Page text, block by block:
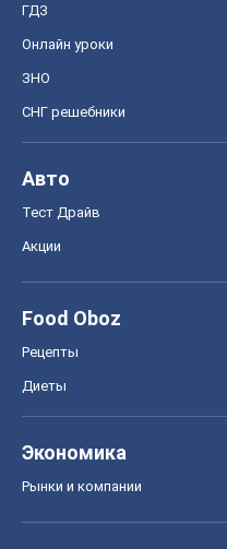
ГДЗ
Онлайн уроки
ЗНО
СНГ решебники
Авто
Тест Драйв
Акции
Food Oboz
Рецепты
Диеты
Экономика
Рынки и компании